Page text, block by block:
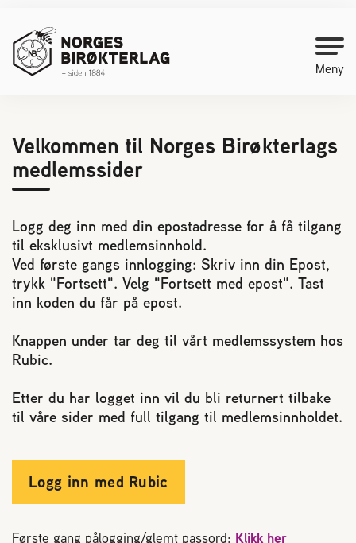
Meny
Kontakt oss
Bli medlem
Starte med birøkt
Medlemssider
Biene svermer
Om Norges Birøkterlag
Finn fylkes- og lokallag
Velkommen til Norges Birøkterlags
medlemssider
Logg deg inn med din epostadresse for å få tilgang
til eksklusivt medlemsinnhold.
Ved første gangs innlogging: Skriv inn din Epost,
trykk "Fortsett". Velg "Fortsett med epost". Tast
inn koden du får på epost.
Knappen under tar deg til vårt medlemssystem hos
Rubic.
Etter du har logget inn vil du bli returnert tilbake
til våre sider med full tilgang til medlemsinnholdet.
Logg inn med Rubic
Første gang pålogging/glemt passord: Klikk her